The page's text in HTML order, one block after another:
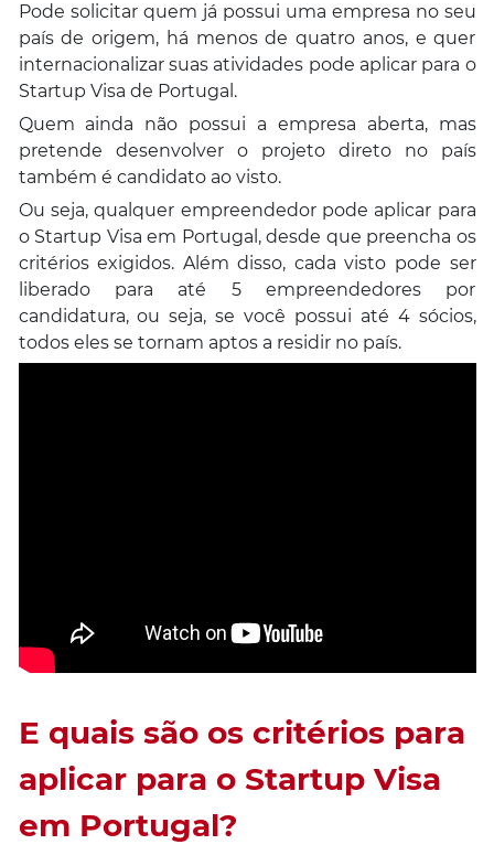
Pode solicitar quem já possui uma empresa no seu
país de origem, há menos de quatro anos, e quer
internacionalizar suas atividades pode aplicar para o
Startup Visa de Portugal.
Quem ainda não possui a empresa aberta, mas
pretende desenvolver o projeto direto no país
também é candidato ao visto.
Ou seja, qualquer empreendedor pode aplicar para
o Startup Visa em Portugal, desde que preencha os
critérios exigidos. Além disso, cada visto pode ser
liberado para até 5 empreendedores por
candidatura, ou seja, se você possui até 4 sócios,
todos eles se tornam aptos a residir no país.
E quais são os critérios para
aplicar para o Startup Visa
em Portugal?